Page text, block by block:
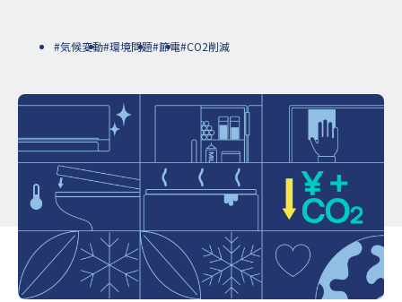
#気候変動#環境問題#節電#CO2削減